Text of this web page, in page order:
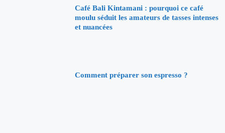
Café Bali Kintamani : pourquoi ce café
moulu séduit les amateurs de tasses intenses
et nuancées
Comment préparer son espresso ?